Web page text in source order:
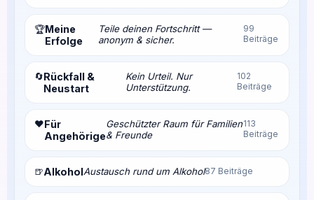
🏆Meine
Erfolge
Teile deinen Fortschritt —
anonym & sicher.
99
Beiträge
🔄Rückfall &
Neustart
Kein Urteil. Nur
Unterstützung.
102
Beiträge
❤️Für
Angehörige
Geschützter Raum für Familien
& Freunde
113
Beiträge
🍺AlkoholAustausch rund um Alkohol87 Beiträge